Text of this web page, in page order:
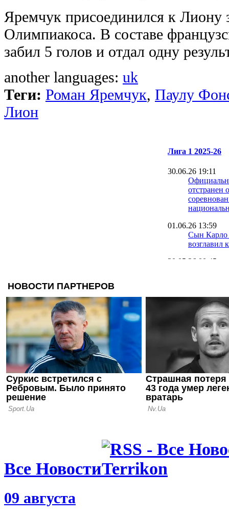
Яремчук присоединился к Лиону
Олимпиакоса. В составе
забил 5 голов и отдал одну
another languages: uk
Теги: Роман Яремчук, Паулу
Лион
Лига 1 2025-26
30.06.26 19:11
отстранен
01.06.26 13:59
Сын Карло
возглавил
30.05.26 00:45
25.05.26 21:08
Жесткое
объявил
Женезио
23.05.26 00:27
Эхо
открыл
для Ренна
Все Новости
09 августа